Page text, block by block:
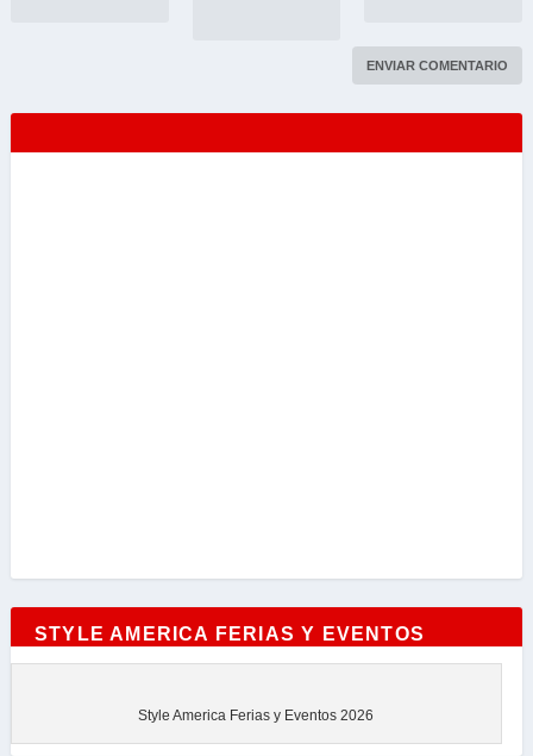
STYLE AMERICA FERIAS Y EVENTOS
Style America Ferias y Eventos 2026